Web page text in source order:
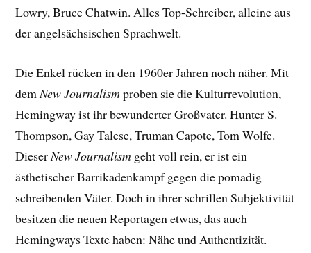
Lowry, Bruce Chatwin. Alles Top-Schreiber, alleine aus
der angelsächsischen Sprachwelt.
Die Enkel rücken in den 1960er Jahren noch näher. Mit
dem New Journalismproben sie die Kulturrevolution,
Hemingway ist ihr bewunderter Großvater. Hunter S.
Thompson, Gay Talese, Truman Capote, Tom Wolfe.
Dieser New Journalism geht voll rein, er ist ein
ästhetischer Barrikadenkampf gegen die pomadig
schreibenden Väter. Doch in ihrer schrillen Subjektivität
besitzen die neuen Reportagen etwas, das auch
Hemingways Texte haben: Nähe und Authentizität.